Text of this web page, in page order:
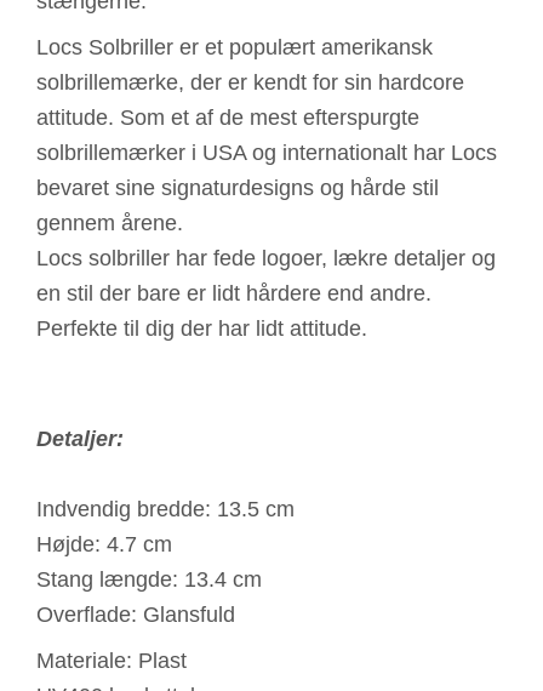
Locs Solbriller er et populært amerikansk
solbrillemærke, der er kendt for sin hardcore
attitude. Som et af de mest efterspurgte
solbrillemærker i USA og internationalt har Locs
bevaret sine signaturdesigns og hårde stil
gennem årene.
Locs solbriller har fede logoer, lækre detaljer og
en stil der bare er lidt hårdere end andre.
Perfekte til dig der har lidt attitude.
Detaljer:
Indvendig bredde: 13.5 cm
Højde: 4.7 cm
Stang længde: 13.4 cm
Overflade: Glansfuld
Materiale: Plast